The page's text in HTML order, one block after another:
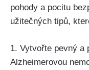
pohody a pocitu
užitečných tipů,
1. Vytvořte pevný a
Alzheimerovou